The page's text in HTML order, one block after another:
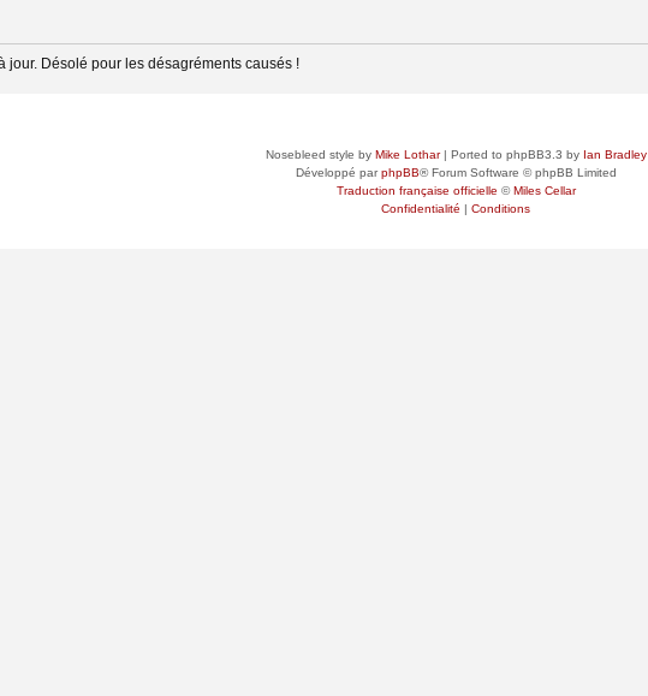
jour. Désolé pour les désagréments causés !
Nosebleed style by Mike Lothar| Ported to phpBB3.3 by Ian Bradley
Développé parphpBB® Forum Software © phpBB Limited
Traduction française officielle ©Miles Cellar
Confidentialité | Conditions